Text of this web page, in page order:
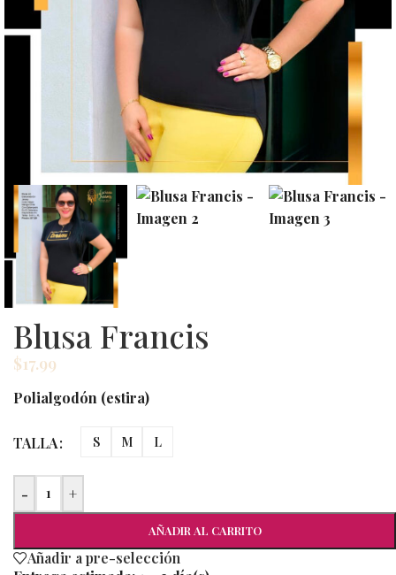
Blusa Francis
$17.99
Polialgodón (estira)
TALLA S M L
- +
AÑADIR AL CARRITO
Añadir a pre-selección